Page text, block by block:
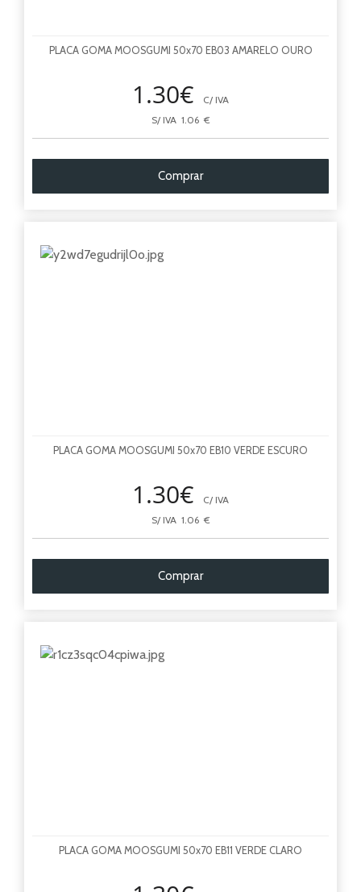
PLACA GOMA MOOSGUMI 50x70 EB03 AMARELO OURO
1.30€
C/ IVA
S/ IVA 1.06 €
Comprar
PLACA GOMA MOOSGUMI 50x70 EB10 VERDE ESCURO
1.30€
C/ IVA
S/ IVA 1.06 €
Comprar
PLACA GOMA MOOSGUMI 50x70 EB11 VERDE CLARO